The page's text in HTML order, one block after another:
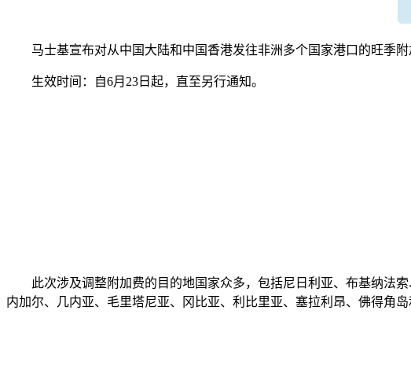
马士基宣布对从中国大陆和中国香港发往非洲多个国家港口的旺季附
生效时间：自6月23日起，直至另行通知。
此次涉及调整附加费的目的地国家众多，包括尼日利亚、布基纳法索
内加尔、几内亚、毛里塔尼亚、冈比亚、利比里亚、塞拉利昂、佛得角岛